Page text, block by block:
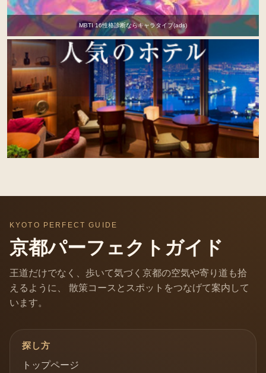
MBTI 16性格診断ならキャラタイプ(ads)
KYOTO PERFECT GUIDE
京都パーフェクトガイド
王道だけでなく、歩いて気づく京都の空気や寄り道も拾
えるように、 散策コースとスポットをつなげて案内して
います。
探し方
トップページ